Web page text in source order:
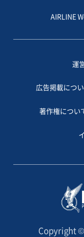
AIRLINE
運
広告掲載につ
著作権につい
Copyright